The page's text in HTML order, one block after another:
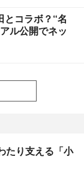
とコラボ？“名
ル公開でネッ
たり支える「小